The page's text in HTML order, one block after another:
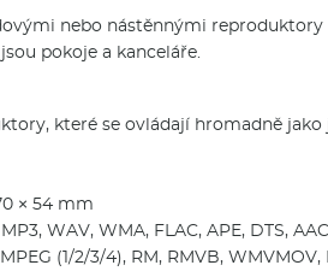
nebo nástěnnými
pokoje a kanceláře.
které se ovládají hromadně
× 54 mm
WAV, WMA, FLAC, APE, DTS,
(1/2/3/4), RM, RMVB, WMVMOV,